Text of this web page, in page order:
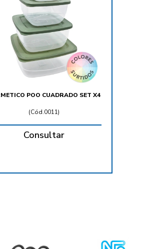
POO CUADRADO SET X4
(Cód.0011)
Consultar